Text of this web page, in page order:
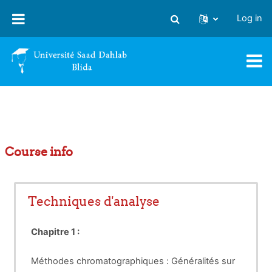
Toggle search input
Log in
Course info
Techniques d'analyse
Chapitre 1 :
Méthodes chromatographiques : Généralités sur